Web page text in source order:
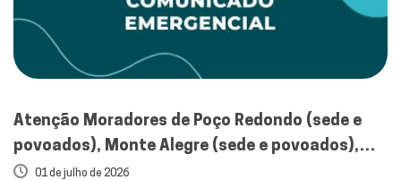
Atenção Moradores de Poço Redondo (sede e
povoados), Monte Alegre (sede e povoados),
zona rural de Porto da Folha e zona rural
01 de julho de 2026